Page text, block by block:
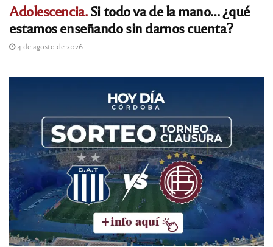
Adolescencia.Si todo va de la mano… ¿qué
estamos enseñando sin darnos cuenta?
4 de agosto de 2026